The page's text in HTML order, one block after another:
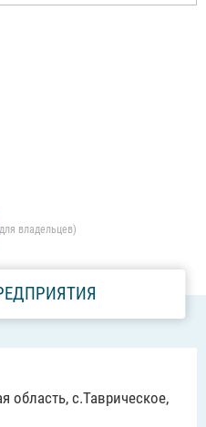
владельцев)
область, с.Таврическое,